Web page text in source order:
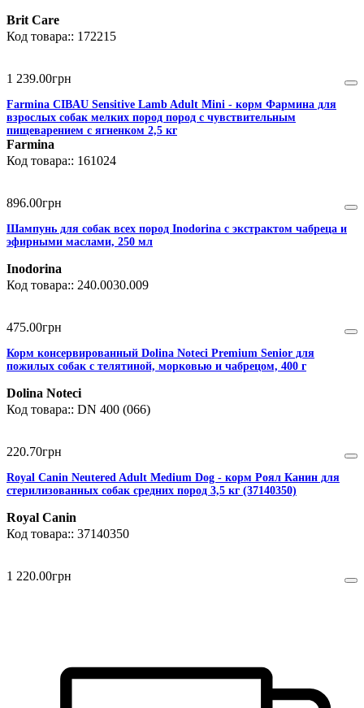
Brit Care
172215
1 239.00грн
Farmina CIBAU Sensitive Lamb Adult Mini - корм Фармина для
взрослых собак мелких пород пород с чувствительным
пищеварением с ягненком 2,5 кг
Farmina
161024
896.00грн
Шампунь для собак всех пород Inodorina с экстрактом чабреца и
эфирными маслами, 250 мл
Inodorina
240.0030.009
475.00грн
Корм консервированный Dolina Noteci Premium Senior для
пожилых собак с телятиной, морковью и чабрецом, 400 г
Dolina Noteci
DN 400 (066)
220.70грн
Royal Canin Neutered Adult Medium Dog - корм Роял Канин для
стерилизованных собак средних пород 3,5 кг (37140350)
Royal Canin
37140350
1 220.00грн